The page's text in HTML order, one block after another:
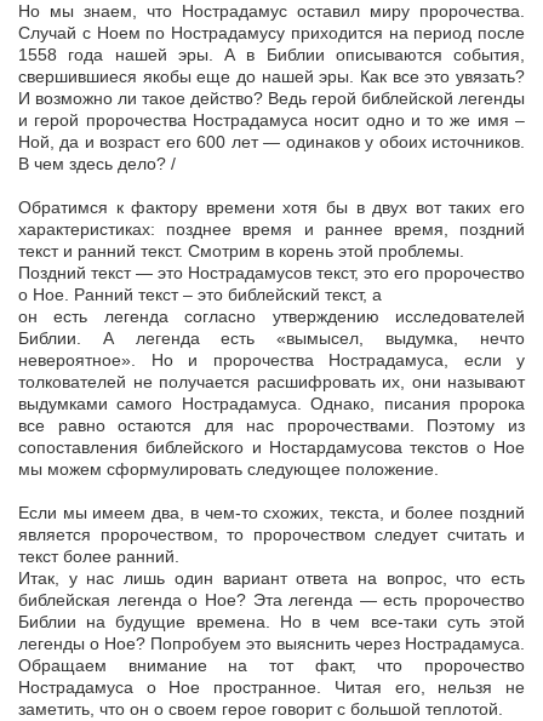
Но мы знаем, что Нострадамус оставил миру пророчества.
Случай с Ноем по Нострадамусу приходится на период после
1558 года нашей эры. А в Библии описываются события,
свершившиеся якобы еще до нашей эры. Как все это увязать?
И возможно ли такое действо? Ведь герой библейской легенды
и герой пророчества Нострадамуса носит одно и то же имя –
Ной, да и возраст его 600 лет — одинаков у обоих источников.
В чем здесь дело? /
Обратимся к фактору времени хотя бы в двух вот таких его
характеристиках: позднее время и раннее время, поздний
текст и ранний текст. Смотрим в корень этой проблемы.
Поздний текст — это Нострадамусов текст, это его пророчество
о Ное. Ранний текст – это библейский текст, а
он есть легенда согласно утверждению исследователей
Библии. А легенда есть «вымысел, выдумка, нечто
невероятное». Но и пророчества Нострадамуса, если у
толкователей не получается расшифровать их, они называют
выдумками самого Нострадамуса. Однако, писания пророка
все равно остаются для нас пророчествами. Поэтому из
сопоставления библейского и Ностардамусова текстов о Ное
мы можем сформулировать следующее положение.
Если мы имеем два, в чем-то схожих, текста, и более поздний
является пророчеством, то пророчеством следует считать и
текст более ранний.
Итак, у нас лишь один вариант ответа на вопрос, что есть
библейская легенда о Ное? Эта легенда — есть пророчество
Библии на будущие времена. Но в чем все-таки суть этой
легенды о Ное? Попробуем это выяснить через Нострадамуса.
Обращаем внимание на тот факт, что пророчество
Нострадамуса о Ное пространное. Читая его, нельзя не
заметить, что он о своем герое говорит с большой теплотой.